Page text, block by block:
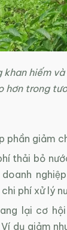
hiếm và
hơn trong
phần giảm
thải bỏ
phí xử lý
lại cơ
dụ giảm